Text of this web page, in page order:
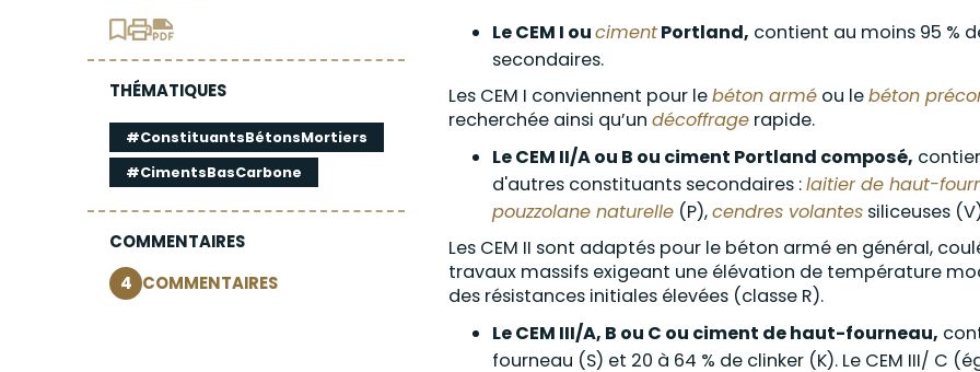
THÉMATIQUES
#ConstituantsBétonsMortiers
#CimentsBasCarbone
COMMENTAIRES
4 COMMENTAIRES
Le CEM I oucimentPortland, contient au moins 95 %
secondaires.
Les CEM I conviennent pour lebéton armé ou lebéton
recherchée ainsi qu’un décoffrage rapide.
Le CEM II/A ou B ou ciment Portland composé,
d'autres constituants secondaires :laitier de haut-
pouzzolane naturelle (P),cendres volantes siliceuses
Les CEM II sont adaptés pour le béton armé en général,
travaux massifs exigeant une élévation de température
des résistances initiales élevées (classe R).
Le CEM III/A, B ou C ou ciment de haut-fourneau,
fourneau (S) et 20 à 64 % de clinker (K). Le CEM III/